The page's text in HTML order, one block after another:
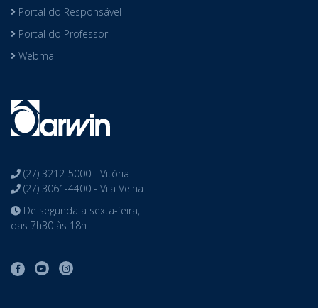
Portal do Responsável
Portal do Professor
Webmail
(27) 3212-5000 - Vitória
(27) 3061-4400 - Vila Velha
De segunda a sexta-feira,
das 7h30 às 18h